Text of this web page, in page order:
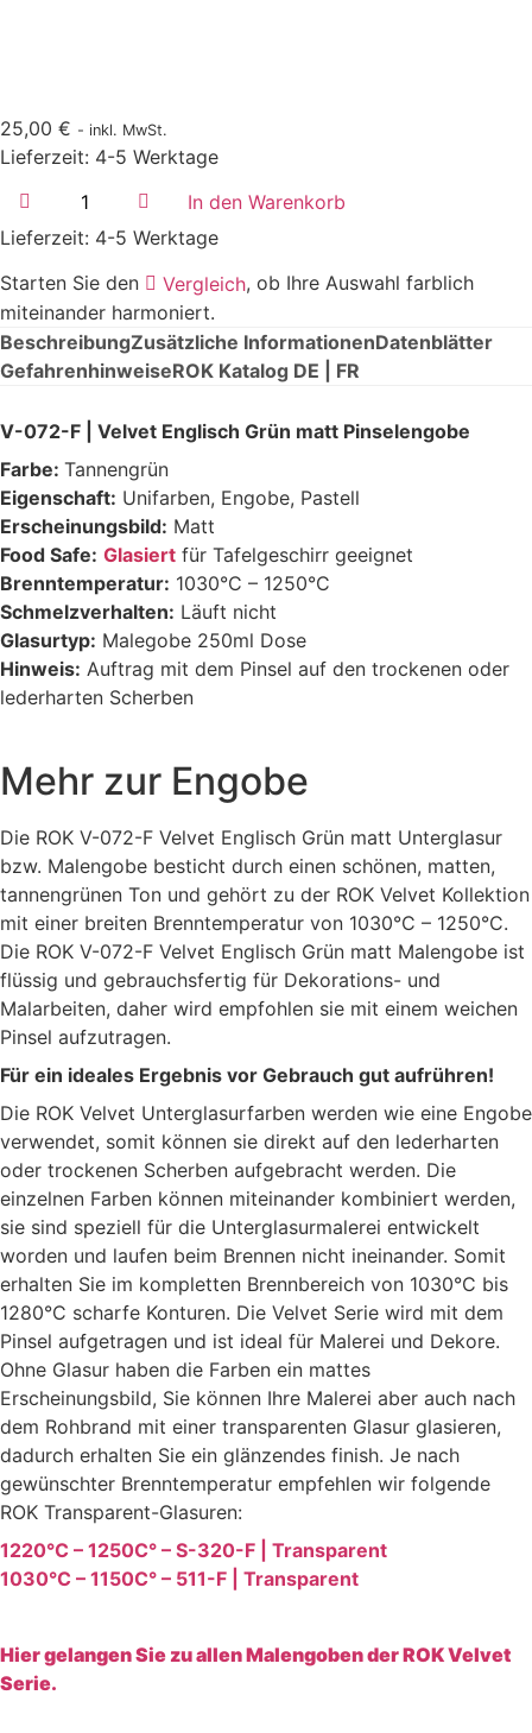
25,00 € - inkl. MwSt.
Lieferzeit: 4-5 Werktage
072-
|
Englisch
Grün
matt
|
Flüssig
250ml
1030°C-
1250°C
In den Warenkorb
Lieferzeit: 4-5 Werktage
Starten Sie den
Vergleich, ob Ihre Auswahl farblich
miteinander harmoniert.
BeschreibungZusätzliche InformationenDatenblätter
GefahrenhinweiseROK Katalog DE | FR
V-072-F | Velvet Englisch Grün matt Pinselengobe
Farbe: Tannengrün
Eigenschaft: Unifarben, Engobe, Pastell
Erscheinungsbild: Matt
Food Safe: Glasiert für Tafelgeschirr geeignet
Brenntemperatur: 1030°C – 1250°C
Schmelzverhalten: Läuft nicht
Glasurtyp: Malegobe 250ml Dose
Hinweis: Auftrag mit dem Pinsel auf den trockenen oder
lederharten Scherben
Mehr zur Engobe
Die ROK V-072-F Velvet Englisch Grün matt Unterglasur
bzw. Malengobe besticht durch einen schönen, matten,
tannengrünen Ton und gehört zu der ROK Velvet Kollektion
mit einer breiten Brenntemperatur von 1030°C – 1250°C.
Die ROK V-072-F Velvet Englisch Grün matt Malengobe ist
flüssig und gebrauchsfertig für Dekorations- und
Malarbeiten, daher wird empfohlen sie mit einem weichen
Pinsel aufzutragen.
Für ein ideales Ergebnis vor Gebrauch gut aufrühren!
Die ROK Velvet Unterglasurfarben werden wie eine Engobe
verwendet, somit können sie direkt auf den lederharten
oder trockenen Scherben aufgebracht werden. Die
einzelnen Farben können miteinander kombiniert werden,
sie sind speziell für die Unterglasurmalerei entwickelt
worden und laufen beim Brennen nicht ineinander. Somit
erhalten Sie im kompletten Brennbereich von 1030°C bis
1280°C scharfe Konturen. Die Velvet Serie wird mit dem
Pinsel aufgetragen und ist ideal für Malerei und Dekore.
Ohne Glasur haben die Farben ein mattes
Erscheinungsbild, Sie können Ihre Malerei aber auch nach
dem Rohbrand mit einer transparenten Glasur glasieren,
dadurch erhalten Sie ein glänzendes finish. Je nach
gewünschter Brenntemperatur empfehlen wir folgende
ROK Transparent-Glasuren:
1220°C – 1250C° – S-320-F | Transparent
1030°C – 1150C° – 511-F | Transparent
Hier gelangen Sie zu allen Malengoben der ROK Velvet
Serie.